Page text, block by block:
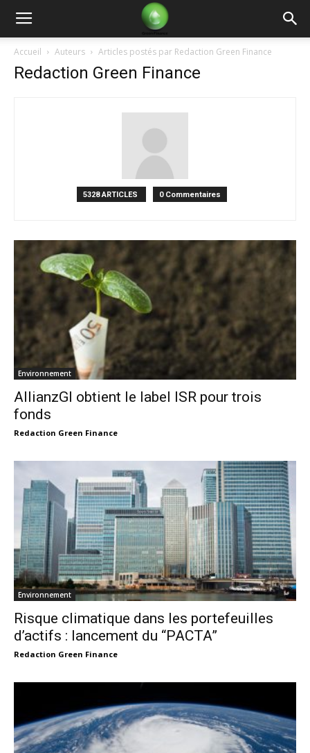
Green
Finance
Accueil Auteurs Articles postés par Redaction Green Finance
Redaction Green Finance
5328 ARTICLES 0 Commentaires
Environnement
AllianzGI obtient le label ISR pour trois
fonds
Redaction Green Finance
Environnement
Risque climatique dans les portefeuilles
d’actifs : lancement du “PACTA”
Redaction Green Finance